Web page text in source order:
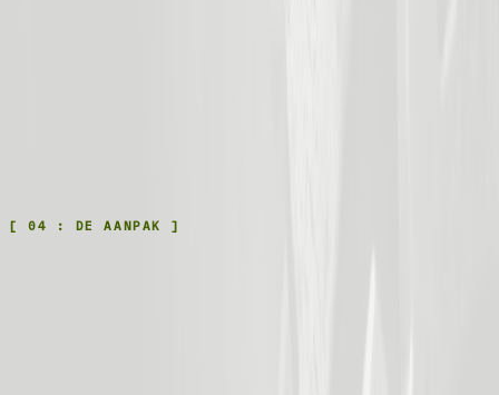
[04 : DE AANPAK ]